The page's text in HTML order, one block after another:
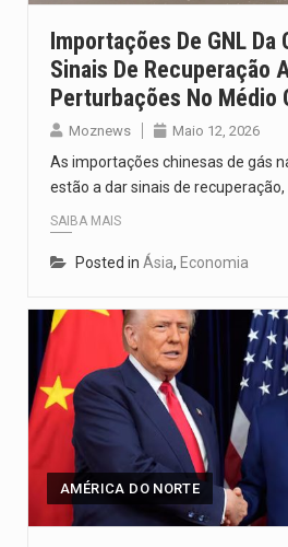
Importações De GNL Da
Sinais De Recuperação
Perturbações No Médio
Moznews Maio 12, 2026
As importações chinesas de gás
estão a dar sinais de recuperação,
SAIBA MAIS
Posted in Ásia, Economia
AMÉRICA DO NORTE